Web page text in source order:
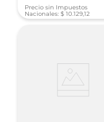
Precio sin Impuestos
Nacionales: $ 10.129,12